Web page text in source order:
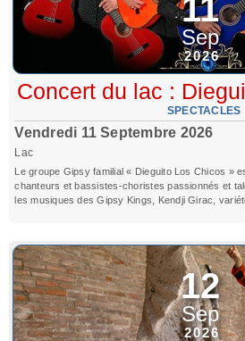
11
Sep
2026
Concert du lac :
SPECTACLES
Vendredi 11 Septembre 2026
Lac
Le groupe Gipsy familial « Dieguito Los Chicos »
chanteurs et bassistes-choristes passionnés et
les musiques des Gipsy Kings, Kendji Girac,
12
Sep
2026